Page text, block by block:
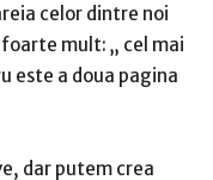
celor dintre noi
foarte mult: „ cel mai
este a doua pagina
dar putem crea